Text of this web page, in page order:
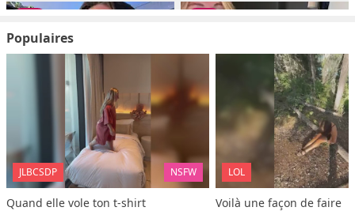
Populaires
JLBCSDP NSFW
Quand elle vole ton t-shirt
LOL
Voilà une façon de faire